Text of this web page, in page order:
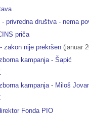
- privredna društva - nema
priča
zakon nije prekršen (januar
kampanja - Šapić
kampanja - Miloš
Fonda PIO